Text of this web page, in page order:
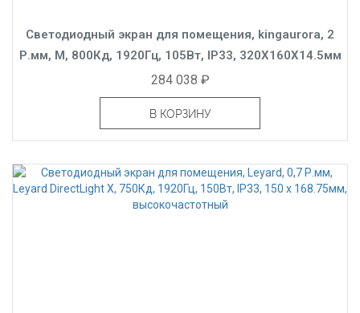
Светодиодный экран для помещения, kingaurora, 2
Р.мм, M, 800Кд, 1920Гц, 105Вт, IP33, 320X160X14.5мм
284 038 ₽
В КОРЗИНУ